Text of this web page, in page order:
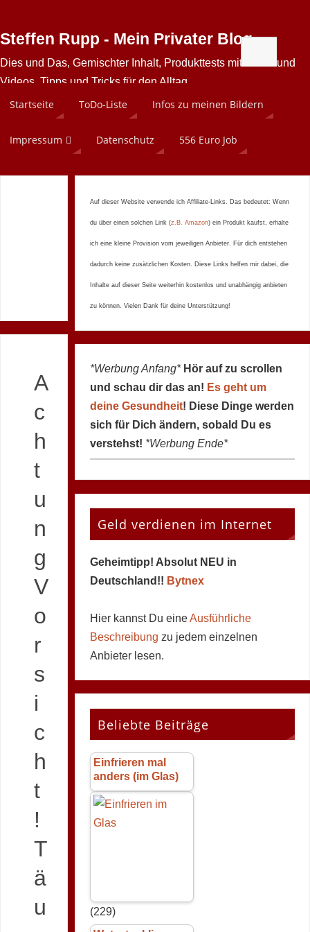
Steffen Rupp - Mein Privater Blog
Dies und Das, Gemischter Inhalt, Produkttests mit Bilder und
Videos, Tipps und Tricks für den Alltag
Startseite ToDo-Liste Infos zu meinen Bildern
Impressum Datenschutz 556 Euro Job
A
c
h
t
u
n
g
V
o
r
s
i
c
h
t
!
T
ä
u
Auf dieser Website verwende ich Affiliate-Links. Das bedeutet: Wenn
du über einen solchen Link (z.B. Amazon) ein Produkt kaufst, erhalte
ich eine kleine Provision vom jeweiligen Anbieter. Für dich entstehen
dadurch keine zusätzlichen Kosten. Diese Links helfen mir dabei, die
Inhalte auf dieser Seite weiterhin kostenlos und unabhängig anbieten
zu können. Vielen Dank für deine Unterstützung!
*Werbung Anfang* Hör auf zu scrollen
und schau dir das an! Es geht um
deine Gesundheit! Diese Dinge werden
sich für Dich ändern, sobald Du es
verstehst! *Werbung Ende*
Geld verdienen im Internet
Geheimtipp! Absolut NEU in
Deutschland!! Bytnex
Hier kannst Du eineAusführliche
Beschreibung zu jedem einzelnen
Anbieter lesen.
Beliebte Beiträge
Einfrieren mal
anders (im Glas)
(229)